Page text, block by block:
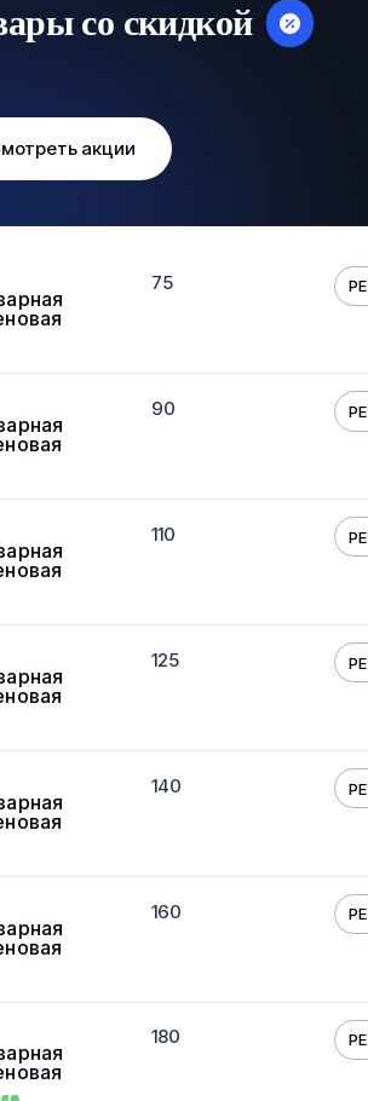
со скидкой
акции
75
90
110
125
140
160
180